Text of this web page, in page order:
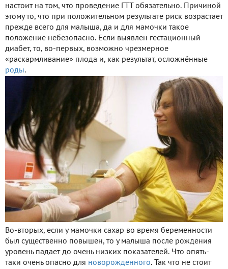
настоит на том, что проведение ГТТ обязательно. Причиной
этому то, что при положительном результате риск возрастает
прежде всего для малыша, да и для мамочки такое
положение небезопасно. Если выявлен гестационный
диабет, то, во-первых, возможно чрезмерное
«раскармливание» плода и, как результат, осложнённые
роды.
Во-вторых, если у мамочки сахар во время беременности
был существенно повышен, то у малыша после рождения
уровень падает до очень низких показателей. Что опять-
таки очень опасно для новорожденного. Так что не стоит